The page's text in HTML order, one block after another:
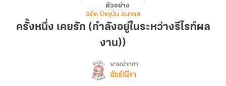
เคย
ตัวอย่าง
อดีต ปัจจุบัน อนาคต
ครั้งหนึ่ง เคยรัก (กำลังอยู่ในระหว่างรีไรท์ผล
งาน))
เรื่อง
นามปากกา
อัยย์ณีรา